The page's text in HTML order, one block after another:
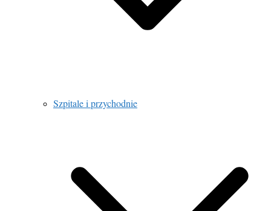
Szpitale i przychodnie